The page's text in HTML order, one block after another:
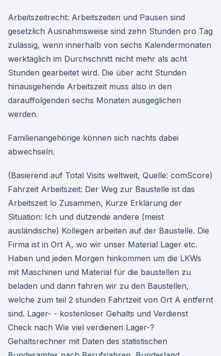
Arbeitszeitrecht: Arbeitszeiten und Pausen sind
gesetzlich Ausnahmsweise sind zehn Stunden pro Tag
zulässig, wenn innerhalb von sechs Kalendermonaten
werktäglich im Durchschnitt nicht mehr als acht
Stunden gearbeitet wird. Die über acht Stunden
hinausgehende Arbeitszeit muss also in den
darauffolgenden sechs Monaten ausgeglichen
werden.
Familienangehörige können sich nachts dabei
abwechseln.
(Basierend auf Total Visits weltweit, Quelle: comScore)
Fahrzeit Arbeitszeit: Der Weg zur Baustelle ist das
Arbeitszeit lo Zusammen, Kurze Erklärung der
Situation: Ich und dutzende andere (meist
ausländische) Kollegen arbeiten auf der Baustelle. Die
Firma ist in Ort A, wo wir unser Material Lager etc.
Haben und jeden Morgen hinkommen um die LKWs
mit Maschinen und Material für die baustellen zu
beladen und dann fahren wir zu den Baustellen,
welche zum teil 2 stunden Fahrtzeit von Ort A entfernt
sind. Lager- - kostenloser Gehalts und Verdienst
Check nach Wie viel verdienen Lager-?
Gehaltsrechner mit Daten des statistischen